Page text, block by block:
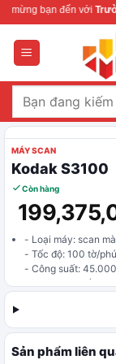
Bỏ
dung
bạn đến với
kiếm:
MÁY SCAN
Kodak S3100
Còn hàng
- Loại máy: scan
- Tốc độ: 100 tờ/
- Công suất:
- Khay nạp giấy:
Sản phẩm liên